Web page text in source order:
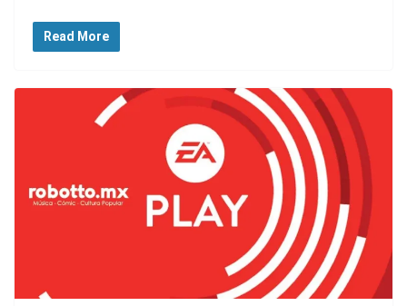
Read More